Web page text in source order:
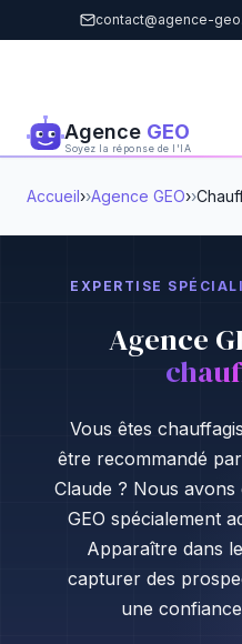
contact@agence-
Agence GEO
Soyez la réponse de l'IA
Accueil› Agence GEO›
EXPERTISE
Agence
Vous êtes
être recommandé
Claude ? Nous
GEO spécialement
Apparaître dans
capturer des
une